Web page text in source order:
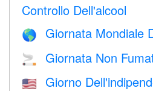
Controllo Dell'alcool
🌎 Giornata Mondiale
🚬 Giornata Non
🇺🇸 Giorno